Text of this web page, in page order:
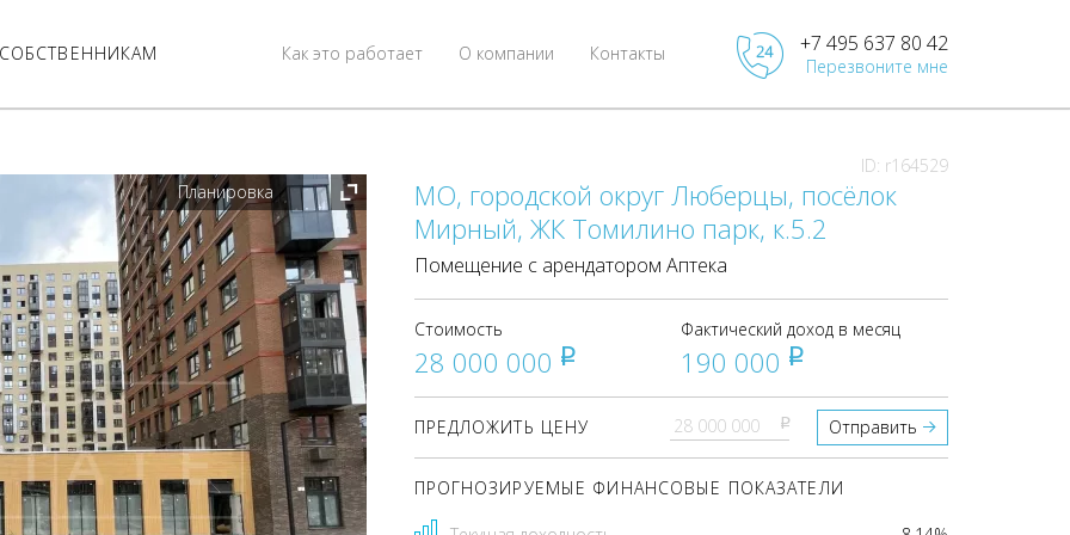
Контакты
О компании
Как это работает +7 495 637 80 42
Перезвоните мне
ID: r164529
Планировка
МО, городской округ Люберцы, посёлок
Мирный, ЖК Томилино парк, к.5.2
Помещение с арендатором Аптека
Стоимость
28 000 000 pуб
Фактический доход в месяц
190 000 pуб
ПРЕДЛОЖИТЬ ЦЕНУ pуб Отправить
ПРОГНОЗИРУЕМЫЕ ФИНАНСОВЫЕ ПОКАЗАТЕЛИ